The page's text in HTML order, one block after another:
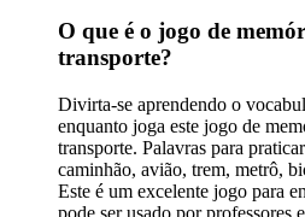
O que é o jogo de
transporte?
Divirta-se aprendendo o
enquanto joga este jogo de
transporte. Palavras para
caminhão, avião, trem, metrô,
Este é um excelente jogo para
pode ser usado por professores